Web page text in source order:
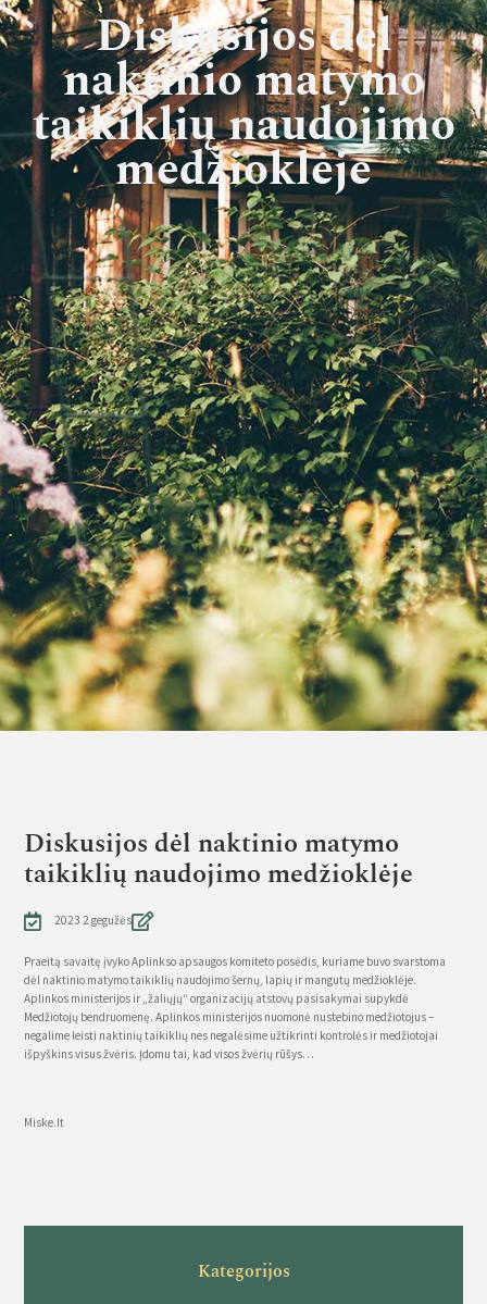
Diskusijos dėl
naktinio matymo
taikiklių naudojimo
medžioklėje
Diskusijos dėl naktinio matymo
taikiklių naudojimo medžioklėje
2023 2 gegužės
Praeitą savaitę įvyko Aplinkso apsaugos komiteto posėdis, kuriame buvo svarstoma
dėl naktinio matymo taikiklių naudojimo šernų, lapių ir mangutų medžioklėje.
Aplinkos ministerijos ir „žaliųjų“ organizacijų atstovų pasisakymai supykdė
Medžiotojų bendruomenę. Aplinkos ministerijos nuomonė nustebino medžiotojus –
negalime leisti naktinių taikiklių nes negalėsime užtikrinti kontrolės ir medžiotojai
išpyškins visus žvėris. Įdomu tai, kad visos žvėrių rūšys…
Miske.lt
Kategorijos